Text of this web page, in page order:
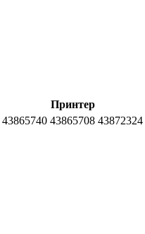
Принтер
43865740 43865708 43872324